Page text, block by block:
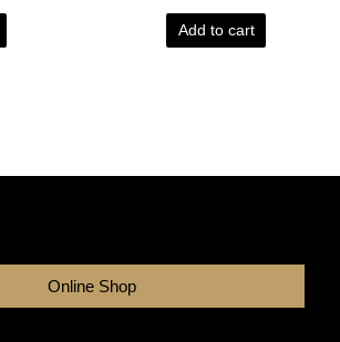
Add to cart
Online Shop